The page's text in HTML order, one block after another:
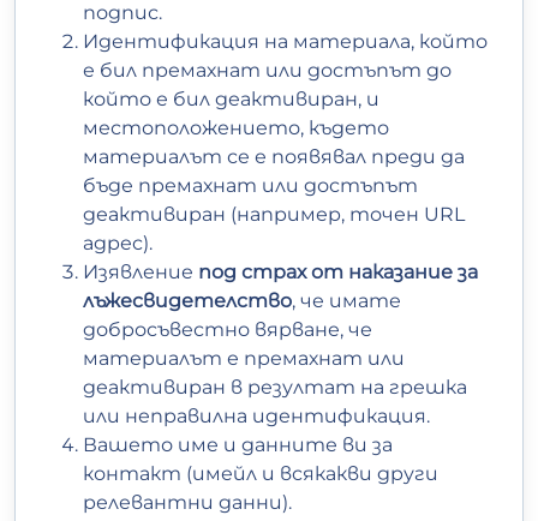
подпис.
Идентификация на материала, който
е бил премахнат или достъпът до
който е бил деактивиран, и
местоположението, където
материалът се е появявал преди да
бъде премахнат или достъпът
деактивиран (например, точен URL
адрес).
Изявление под страх от наказание за
лъжесвидетелство, че имате
добросъвестно вярване, че
материалът е премахнат или
деактивиран в резултат на грешка
или неправилна идентификация.
Вашето име и данните ви за
контакт (имейл и всякакви други
релевантни данни).